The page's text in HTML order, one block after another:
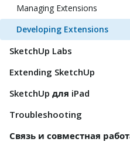
Managing Extensions
Developing Extensions
SketchUp Labs
Extending SketchUp
SketchUp для iPad
Troubleshooting
Связь и совместная